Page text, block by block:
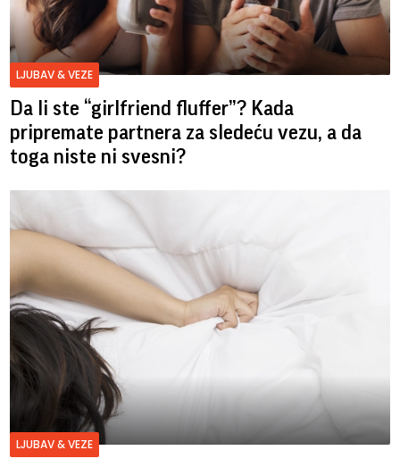
LJUBAV & VEZE
Da li ste “girlfriend fluffer”? Kada
pripremate partnera za sledeću vezu, a da
toga niste ni svesni?
LJUBAV & VEZE